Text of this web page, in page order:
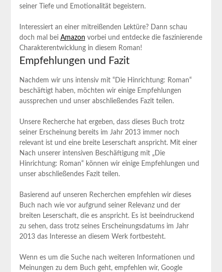
seiner Tiefe und Emotionalität begeistern.
Interessiert an einer‍ mitreißenden Lektüre? Dann schau
doch mal bei Amazon vorbei und entdecke die ​faszinierende
‍Charakterentwicklung in diesem Roman!
Empfehlungen und Fazit
Nachdem wir uns intensiv ⁢mit ⁤“Die Hinrichtung: ⁣Roman“
beschäftigt haben, möchten wir einige Empfehlungen⁤
aussprechen und unser abschließendes Fazit teilen.
Unsere Recherche hat ergeben, dass dieses Buch trotz
seiner Erscheinung bereits‍ im⁤ Jahr 2013 immer noch
‍relevant ist und eine breite Leserschaft anspricht. Mit einer
Nach ​unserer intensiven Beschäftigung mit „Die
Hinrichtung: ⁢Roman“ können ⁤wir einige Empfehlungen und
unser abschließendes Fazit teilen.
Basierend auf unseren Recherchen empfehlen wir dieses
Buch nach wie vor aufgrund seiner Relevanz und der
breiten Leserschaft, die es anspricht. Es ist beeindruckend
zu sehen, dass trotz‌ seines Erscheinungsdatums im Jahr
2013 das Interesse an diesem Werk fortbesteht.
Wenn es um die Suche nach weiteren Informationen ​und
Meinungen zu dem Buch geht, empfehlen wir, Google⁣